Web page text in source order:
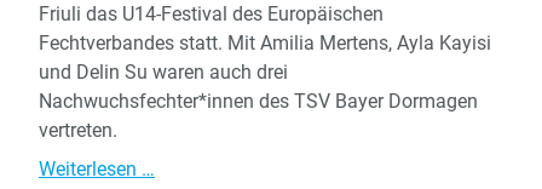
Friuli das U14-Festival des Europäischen
Fechtverbandes statt. Mit Amilia Mertens, Ayla Kayisi
und Delin Su waren auch drei
Nachwuchsfechter*innen des TSV Bayer Dormagen
vertreten.
Weiterlesen …